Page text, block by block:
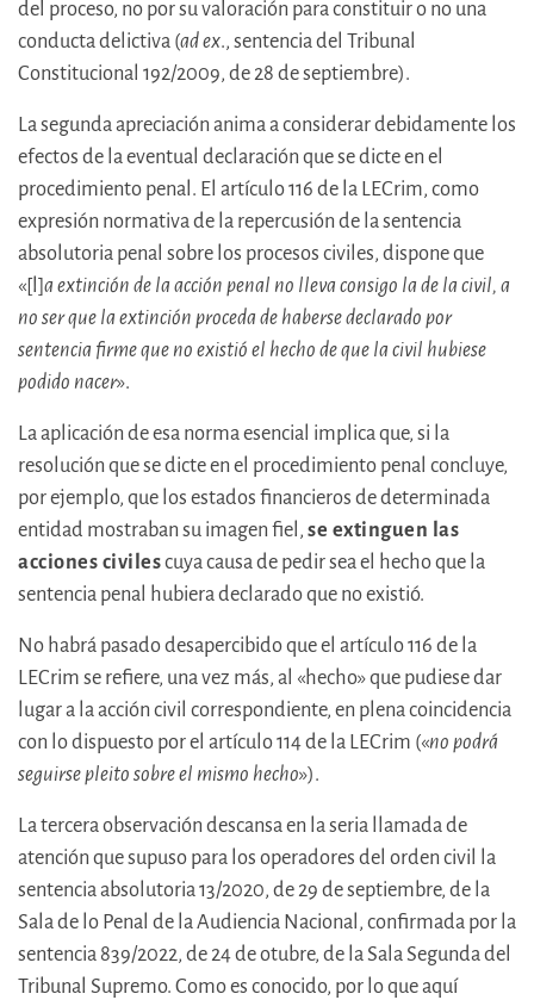
del proceso, no por su valoración para constituir o no una
conducta delictiva (ad ex., sentencia del Tribunal
Constitucional 192/2009, de 28 de septiembre).
La segunda apreciación anima a considerar debidamente los
efectos de la eventual declaración que se dicte en el
procedimiento penal. El artículo 116 de la LECrim, como
expresión normativa de la repercusión de la sentencia
absolutoria penal sobre los procesos civiles, dispone que
«[l]a extinción de la acción penal no lleva consigo la de la civil, a
no ser que la extinción proceda de haberse declarado por
sentencia firme que no existió el hecho de que la civil hubiese
podido nacer».
La aplicación de esa norma esencial implica que, si la
resolución que se dicte en el procedimiento penal concluye,
por ejemplo, que los estados financieros de determinada
entidad mostraban su imagen fiel, se extinguen las
acciones civilescuya causa de pedir sea el hecho que la
sentencia penal hubiera declarado que no existió.
No habrá pasado desapercibido que el artículo 116 de la
LECrim se refiere, una vez más, al «hecho» que pudiese dar
lugar a la acción civil correspondiente, en plena coincidencia
con lo dispuesto por el artículo 114 de la LECrim («no podrá
seguirse pleito sobre el mismo hecho»).
La tercera observación descansa en la seria llamada de
atención que supuso para los operadores del orden civil la
sentencia absolutoria 13/2020, de 29 de septiembre, de la
Sala de lo Penal de la Audiencia Nacional, confirmada por la
sentencia 839/2022, de 24 de otubre, de la Sala Segunda del
Tribunal Supremo. Como es conocido, por lo que aquí